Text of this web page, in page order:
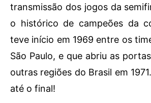
transmissão dos jogos da
o histórico de campeões da
teve início em 1969 entre os
São Paulo, e que abriu as
outras regiões do Brasil em
até o final!